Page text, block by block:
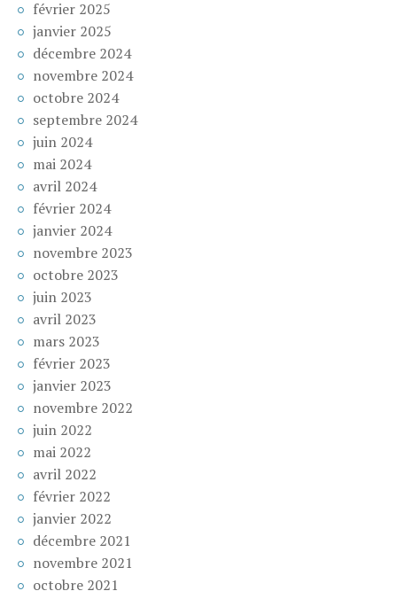
février 2025
janvier 2025
décembre 2024
novembre 2024
octobre 2024
septembre 2024
juin 2024
mai 2024
avril 2024
février 2024
janvier 2024
novembre 2023
octobre 2023
juin 2023
avril 2023
mars 2023
février 2023
janvier 2023
novembre 2022
juin 2022
mai 2022
avril 2022
février 2022
janvier 2022
décembre 2021
novembre 2021
octobre 2021